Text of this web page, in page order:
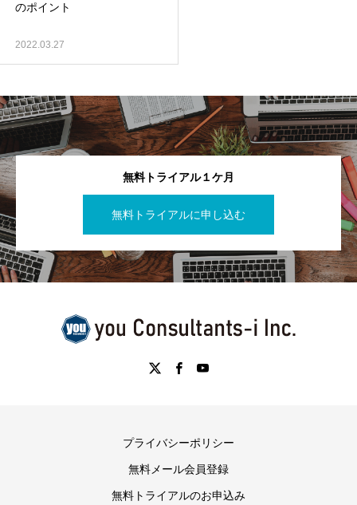
のポイント
2022.03.27
無料トライアル１ケ月
無料トライアルに申し込む
プライバシーポリシー
無料メール会員登録
無料トライアルのお申込み